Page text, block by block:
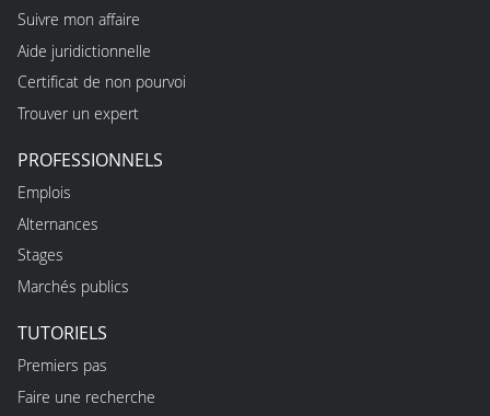
Suivre mon affaire
Aide juridictionnelle
Certificat de non pourvoi
Trouver un expert
PROFESSIONNELS
Emplois
Alternances
Stages
Marchés publics
TUTORIELS
Premiers pas
Faire une recherche